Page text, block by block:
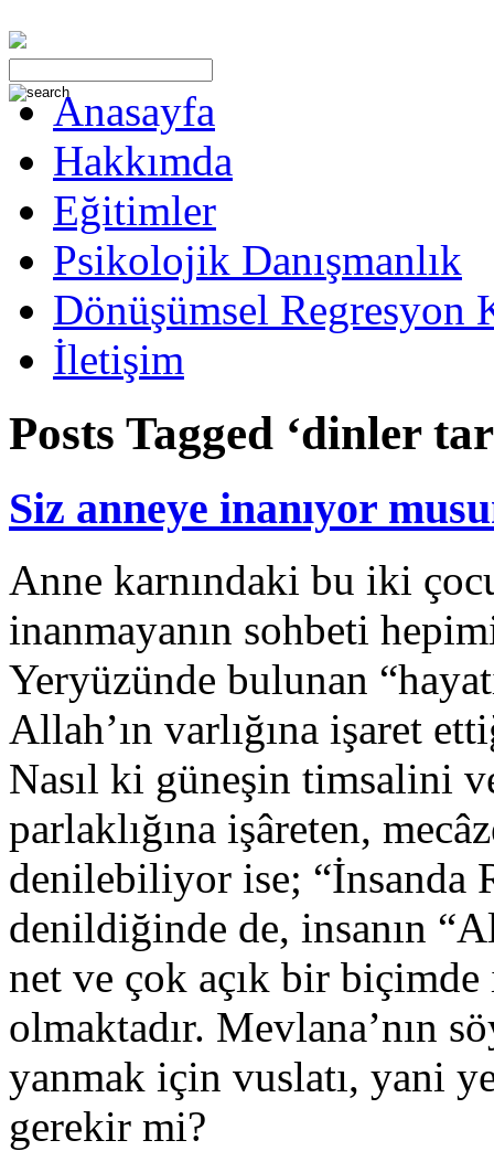
Anasayfa
Hakkımda
Eğitimler
Psikolojik Danışmanlık
Dönüşümsel Regresyon
İletişim
Posts Tagged ‘dinler
Siz anneye inanıyor
Anne karnındaki bu iki
inanmayanın sohbeti
Yeryüzünde bulunan
Allah’ın varlığına işaret
Nasıl ki güneşin timsalini
parlaklığına işâreten,
denilebiliyor ise; “İnsanda
denildiğinde de, insanın
net ve çok açık bir
olmaktadır. Mevlana’nın
yanmak için vuslatı, yani
gerekir mi?